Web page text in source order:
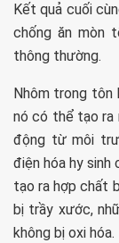
Kết quả cuối
chống ăn mòn
thông thường.
Nhôm trong tôn
nó có thể tạo ra
động từ môi
điện hóa hy
tạo ra hợp chất
bị trầy xước,
không bị oxi hóa.